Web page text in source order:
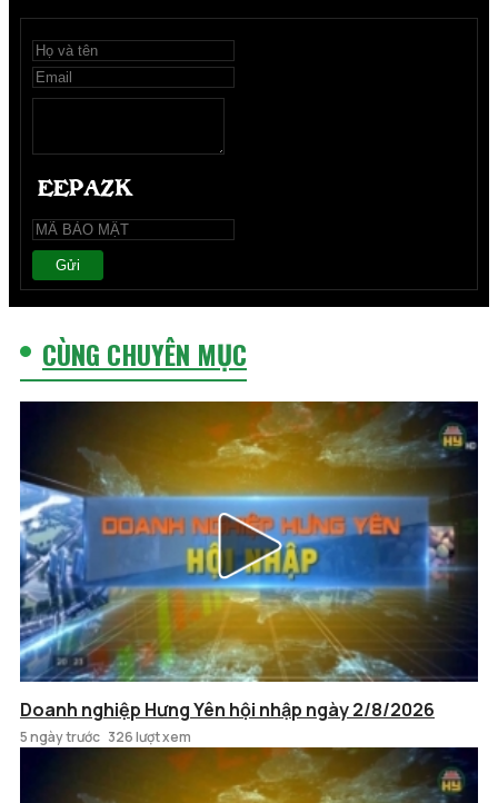
Gửi
CÙNG CHUYÊN MỤC
Doanh nghiệp Hưng Yên hội nhập ngày 2/8/2026
5 ngày trước 326 lượt xem